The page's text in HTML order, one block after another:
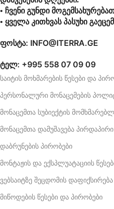
• ჩვენი გუნდი
• ყველა კითხვას პასუხი
ფოსტა: INFO@ITERRA.GE
ტელ: +995 558 07 09 09
საიტის მოხმარების წესები და
პერსონალური მონაცემების
მონაცემთა სუბიექტის
მონაცემთა დამუშავება
დაბრუნების პირობები
მონტაჟის და ექსპლუატაციის
ვებსაიტზე შეცდომის დაფიქსირება
მიწოდების წესები და პირობები